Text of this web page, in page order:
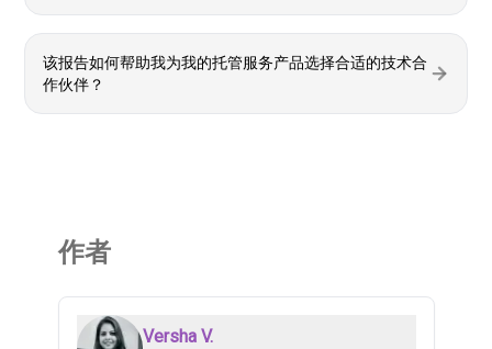
该报告如何帮助我为我的托管服务产品选择合适的技术合
作伙伴？
作者
Versha V.